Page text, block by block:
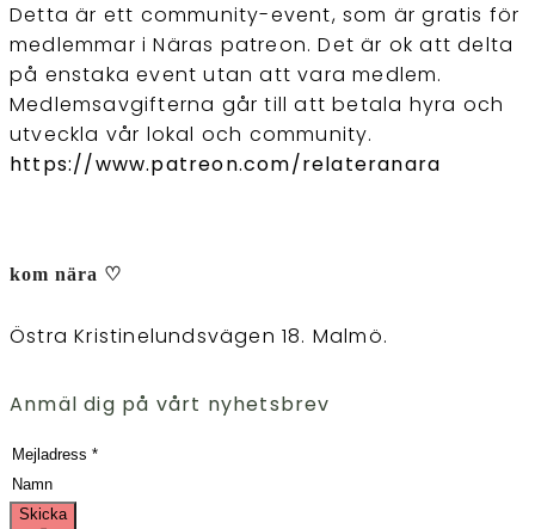
Detta är ett community-event, som är gratis för
medlemmar i Näras patreon. Det är ok att delta
på enstaka event utan att vara medlem.
Medlemsavgifterna går till att betala hyra och
utveckla vår lokal och community.
https://www.patreon.com/relateranara
kom nära ♡
Östra Kristinelundsvägen 18. Malmö.
Anmäl dig på vårt nyhetsbrev
Skicka